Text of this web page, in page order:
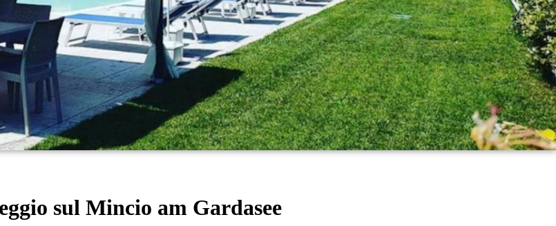
sul Mincio am Gardasee